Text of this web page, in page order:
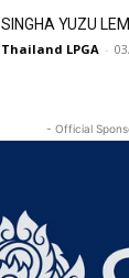
SINGHA YUZU
Thailand LPGA -
- Official